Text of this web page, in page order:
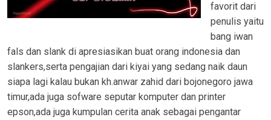
favorit dari
penulis yaitu
bang iwan
fals dan slank di apresiasikan buat orang indonesia dan
slankers,serta pengajian dari kiyai yang sedang naik daun
siapa lagi kalau bukan kh.anwar zahid dari bojonegoro jawa
timur,ada juga sofware seputar komputer dan printer
epson,ada juga kumpulan cerita anak sebagai pengantar